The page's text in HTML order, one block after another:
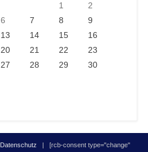
1
2
6 7 8
9
13 14 15
16
20 21 22
23
27 28 29
30
Datenschutz | [rcb-consent type="change"